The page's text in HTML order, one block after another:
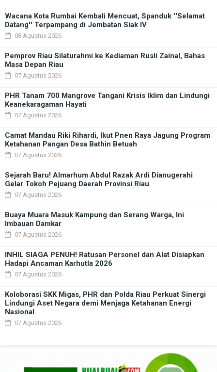
Wacana Kota Rumbai Kembali Mencuat, Spanduk ''Selamat
Datang'' Terpampang di Jembatan Siak IV
08 Agustus 2026
Pemprov Riau Silaturahmi ke Kediaman Rusli Zainal, Bahas
Masa Depan Riau
07 Agustus 2026
PHR Tanam 700 Mangrove Tangani Krisis Iklim dan Lindungi
Keanekaragaman Hayati
07 Agustus 2026
Camat Mandau Riki Rihardi, Ikut Pnen Raya Jagung Program
Ketahanan Pangan Desa Bathin Betuah
07 Agustus 2026
Sejarah Baru! Almarhum Abdul Razak Ardi Dianugerahi
Gelar Tokoh Pejuang Daerah Provinsi Riau
07 Agustus 2026
Buaya Muara Masuk Kampung dan Serang Warga, Ini
Imbauan Damkar
07 Agustus 2026
INHIL SIAGA PENUH! Ratusan Personel dan Alat Disiapkan
Hadapi Ancaman Karhutla 2026
07 Agustus 2026
Koloborasi SKK Migas, PHR dan Polda Riau Perkuat Sinergi
Lindungi Aset Negara demi Menjaga Ketahanan Energi
Nasional
07 Agustus 2026